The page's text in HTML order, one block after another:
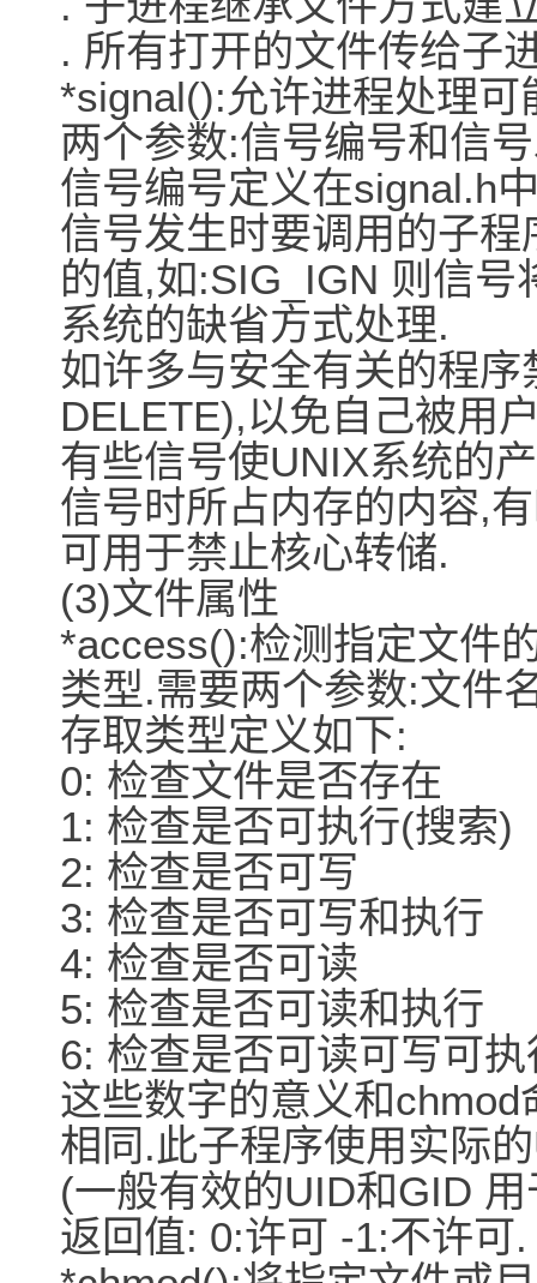
. 所有打开的文件传给子
*signal():允许进程处理
两个参数:信号编号和信
信号编号定义在signal.h
信号发生时要调用的子
的值,如:SIG_IGN 则信
系统的缺省方式处理.
如许多与安全有关的程
DELETE),以免自己被用
有些信号使UNIX系统的
信号时所占内存的内容,
可用于禁止核心转储.
(3)文件属性
*access():检测指定文件
类型.需要两个参数:文件
存取类型定义如下:
0: 检查文件是否存在
1: 检查是否可执行(搜索)
2: 检查是否可写
3: 检查是否可写和执行
4: 检查是否可读
5: 检查是否可读和执行
6: 检查是否可读可写可执
这些数字的意义和
相同.此子程序使用实际
(一般有效的UID和GID
返回值: 0:许可 -1:不许可.